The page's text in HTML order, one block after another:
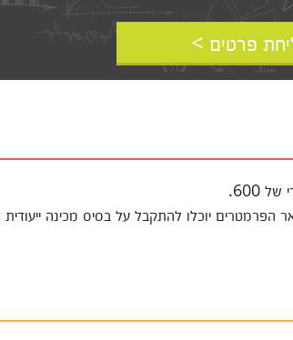
פרטים >
יוכלו להתקבל על בסיס מכינה ייעודית